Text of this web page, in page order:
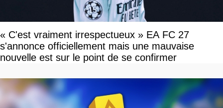
« C'est vraiment irrespectueux » EA FC 27
s'annonce officiellement mais une mauvaise
nouvelle est sur le point de se confirmer